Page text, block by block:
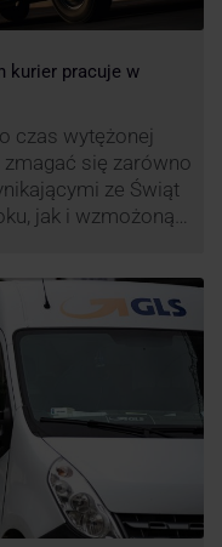
kurier pracuje w
czas wytężonej
się zarówno
ze Świąt
jak i wzmożoną
czas świąteczny!